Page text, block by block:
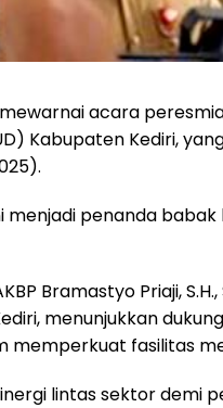
acara
Kabupaten Kediri,
menjadi penanda
Bramastyo Priaji, S.H.,
menunjukkan
memperkuat fasilitas
lintas sektor demi